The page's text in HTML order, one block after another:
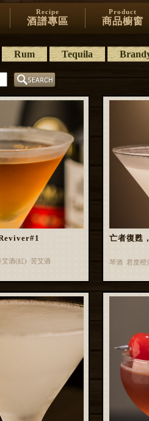
Recipe
酒譜專區
Product
商品櫥窗
Rum Tequila
酒(紅) 苦艾酒
亡者復甦
琴酒 君度